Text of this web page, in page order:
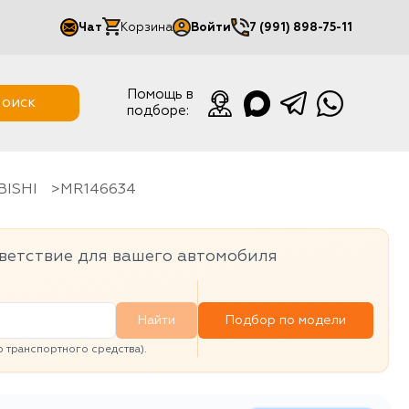
Чат Корзина Войти
Мой кабинет
7 (991) 898-75-11
Помощь в
подборе:
MR146634
для вашего автомобиля
Найти
средства).
Подбор по модели